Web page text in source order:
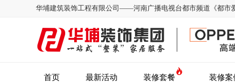
华埔建筑装饰工程有限公司——河南广播电视台都市频道《都市
首页 最新活动 装修套餐 装修案